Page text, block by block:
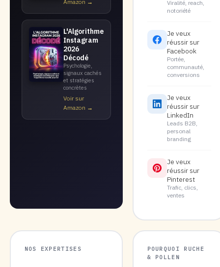
Amazon →
L'Algorithme
Instagram
2026
Décodé
Psychologie,
signaux cachés
et stratégies
concrètes
Voir sur
Amazon →
Viralité, reach,
notoriété
Je veux
réussir sur
Facebook
Portée,
communauté,
conversions
Je veux
réussir sur
LinkedIn
Leads B2B,
personal
branding
Je veux
réussir sur
Pinterest
Trafic, clics,
ventes
NOS EXPERTISES
POURQUOI RUCHE
& POLLEN